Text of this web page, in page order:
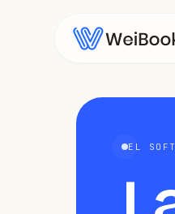
EL